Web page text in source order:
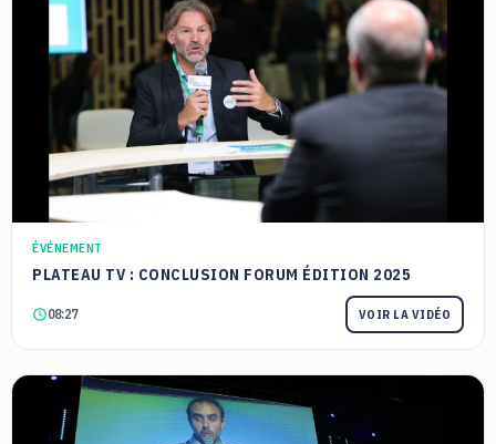
ÉVÉNEMENT
PLATEAU TV : CONCLUSION FORUM ÉDITION 2025
08:27 VOIR LA VIDÉO